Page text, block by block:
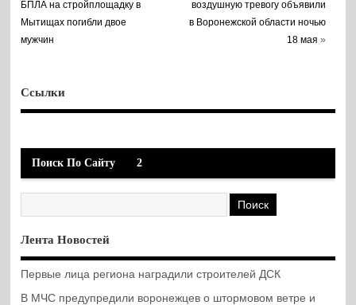
БПЛА на стройплощадку в
Мытищах погибли двое
мужчин
воздушную тревогу объявили
в Воронежской области ночью
18 мая »
Ссылки
Поиск По Сайту 2
Лента Новостей
Первые лица региона наградили строителей ДСК
В МЧС предупредили воронежцев о штормовом ветре и